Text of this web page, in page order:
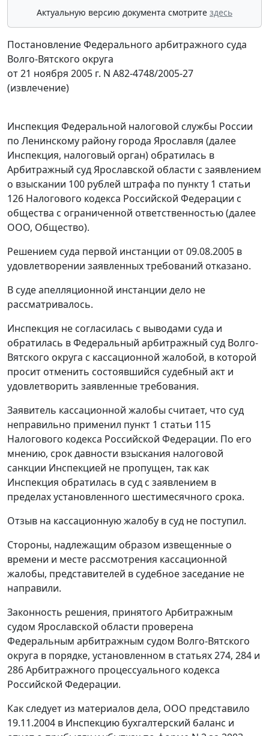
Актуальную версию документа смотрите здесь
Постановление Федерального арбитражного суда
Волго-Вятского округа
от 21 ноября 2005 г. N А82-4748/2005-27
(извлечение)
Инспекция Федеральной налоговой службы России
по Ленинскому району города Ярославля (далее
Инспекция, налоговый орган) обратилась в
Арбитражный суд Ярославской области с заявлением
о взыскании 100 рублей штрафа по пункту 1 статьи
126 Налогового кодекса Российской Федерации с
общества с ограниченной ответственностью (далее
ООО, Общество).
Решением суда первой инстанции от 09.08.2005 в
удовлетворении заявленных требований отказано.
В суде апелляционной инстанции дело не
рассматривалось.
Инспекция не согласилась с выводами суда и
обратилась в Федеральный арбитражный суд Волго-
Вятского округа с кассационной жалобой, в которой
просит отменить состоявшийся судебный акт и
удовлетворить заявленные требования.
Заявитель кассационной жалобы считает, что суд
неправильно применил пункт 1 статьи 115
Налогового кодекса Российской Федерации. По его
мнению, срок давности взыскания налоговой
санкции Инспекцией не пропущен, так как
Инспекция обратилась в суд с заявлением в
пределах установленного шестимесячного срока.
Отзыв на кассационную жалобу в суд не поступил.
Стороны, надлежащим образом извещенные о
времени и месте рассмотрения кассационной
жалобы, представителей в судебное заседание не
направили.
Законность решения, принятого Арбитражным
судом Ярославской области проверена
Федеральным арбитражным судом Волго-Вятского
округа в порядке, установленном в статьях 274, 284 и
286Арбитражного процессуального кодекса
Российской Федерации.
Как следует из материалов дела, ООО представило
19.11.2004 в Инспекцию бухгалтерский баланс и